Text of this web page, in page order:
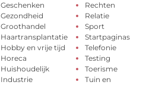
Geschenken
Gezondheid
Groothandel
Haartransplantatie
Hobby en vrije tijd
Horeca
Huishoudelijk
Industrie
Rechten
Relatie
Sport
Startpaginas
Telefonie
Testing
Toerisme
Tuin en